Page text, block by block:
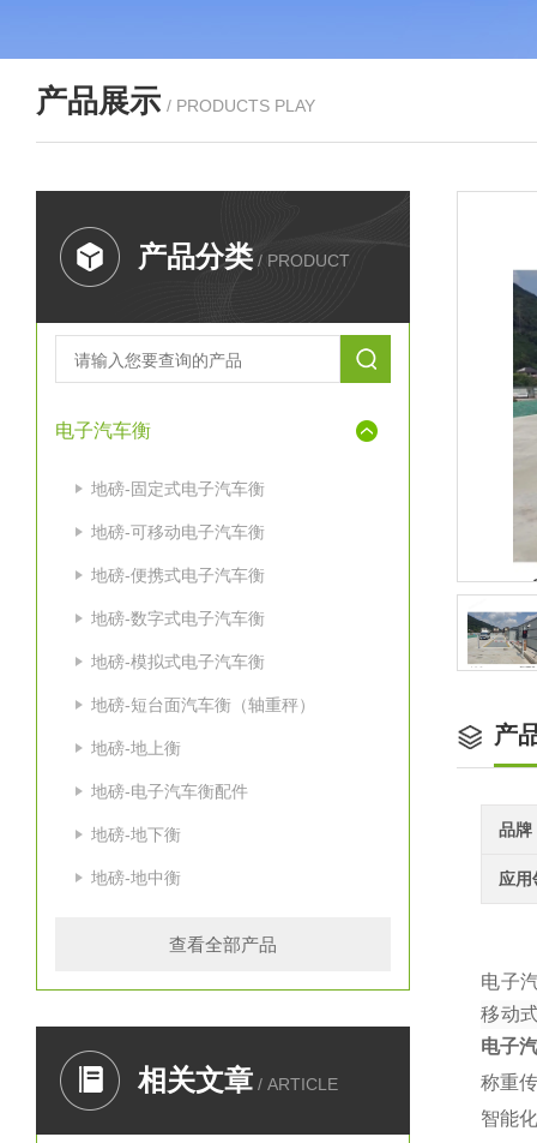
产品展示 / PRODUCTS PLAY
产品分类 / PRODUCT
电子汽车衡
地磅-固定式电子汽车衡
地磅-可移动电子汽车衡
地磅-便携式电子汽车衡
地磅-数字式电子汽车衡
地磅-模拟式电子汽车衡
地磅-短台面汽车衡（轴重秤）
地磅-地上衡
地磅-电子汽车衡配件
地磅-地下衡
地磅-地中衡
查看全部产品
相关文章 / ARTICLE
产
品牌
应用
电子
移动
电子
称重
智能